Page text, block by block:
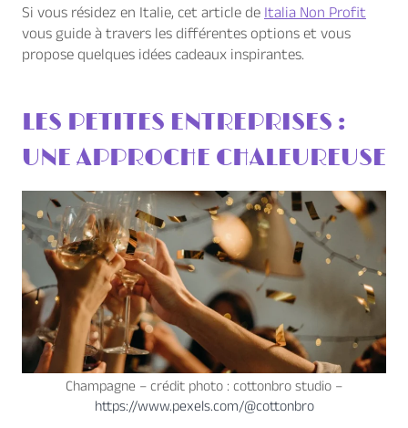
Si vous résidez en Italie, cet article deItalia Non Profit
vous guide à travers les différentes options et vous
propose quelques idées cadeaux inspirantes.
LES PETITES ENTREPRISES :
UNE APPROCHE CHALEUREUSE
Champagne – crédit photo : cottonbro studio –
https://www.pexels.com/@cottonbro